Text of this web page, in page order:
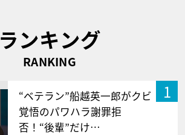
ランキング
RANKING
1
“ベテラン”船越英一郎がクビ
覚悟のパワハラ謝罪拒
否！“後輩”だけ…